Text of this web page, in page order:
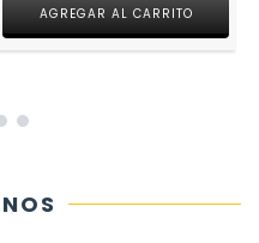
AGREGAR AL CARRITO